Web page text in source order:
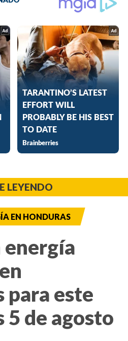
LEYENDO
EN HONDURAS
energía
para este
5 de agosto